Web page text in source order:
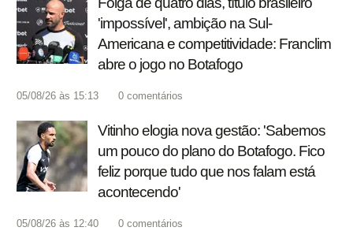
'impossível', ambição na Sul-
Americana e competitividade: Franclim
abre o jogo no Botafogo
05/08/26 às 15:13 0 comentários
Vitinho elogia nova gestão: 'Sabemos
um pouco do plano do Botafogo. Fico
feliz porque tudo que nos falam está
acontecendo'
05/08/26 às 12:40 0 comentários